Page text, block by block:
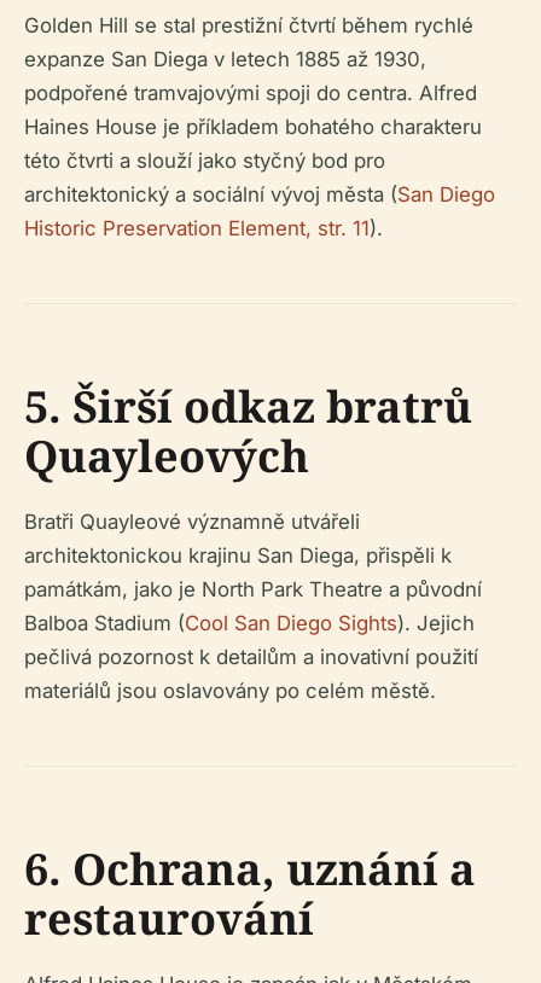
Golden Hill se stal prestižní čtvrtí během rychlé
expanze San Diega v letech 1885 až 1930,
podpořené tramvajovými spoji do centra. Alfred
Haines House je příkladem bohatého charakteru
této čtvrti a slouží jako styčný bod pro
architektonický a sociální vývoj města (San Diego
Historic Preservation Element, str. 11).
5. Širší odkaz bratrů
Quayleových
Bratři Quayleové významně utvářeli
architektonickou krajinu San Diega, přispěli k
památkám, jako je North Park Theatre a původní
Balboa Stadium (Cool San Diego Sights). Jejich
pečlivá pozornost k detailům a inovativní použití
materiálů jsou oslavovány po celém městě.
6. Ochrana, uznání a
restaurování